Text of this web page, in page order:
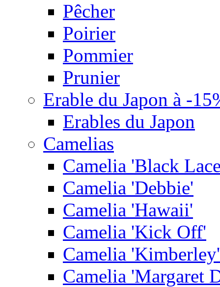
Pêcher
Poirier
Pommier
Prunier
Erable du Japon à -
Erables du Japon
Camelias
Camelia 'Black
Camelia 'Debbie'
Camelia 'Hawaii'
Camelia 'Kick Off'
Camelia 'Kimberley'
Camelia 'Margaret